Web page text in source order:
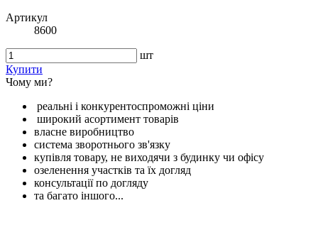
Артикул
8600
шт
Купити
Чому ми?
реальні і конкурентоспроможні ціни
широкий асортимент товарів
власне виробництво
система зворотнього зв'язку
купівля товару, не виходячи з будинку чи офісу
озеленення участків та їх догляд
консультації по догляду
та багато іншого...